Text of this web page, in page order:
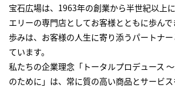
宝石広場は、1963年の創業から半世紀以上
エリーの専門店としてお客様とともに歩ん
歩みは、お客様の人生に寄り添うパートナ
ています。
私たちの企業理念「トータルプロデュース
のために」は、常に質の高い商品とサービ